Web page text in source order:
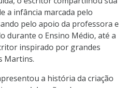
a infância marcada pelo
pelo apoio da professora e
durante o Ensino Médio, até a
inspirado por grandes
Martins.
a história da criação